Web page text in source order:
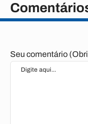
Seu comentário